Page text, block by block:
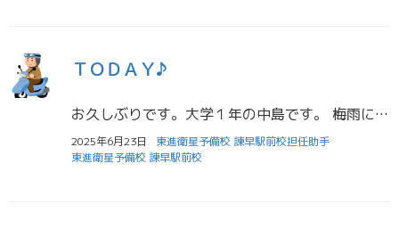
ＴＯＤＡＹ♪
お久しぶりです。大学１年の中島です。 梅雨になりました。じめじめして嫌な時期ですね～ 僕は５月に原付を買いました。ホンダのTODAYという車種です。白ベースのシンプルなデザインが気に入り、購入に踏み切りました。中古なので […]
2025年6月23日
東進衛星予備校 諫早駅前校担任助手
東進衛星予備校 諫早駅前校